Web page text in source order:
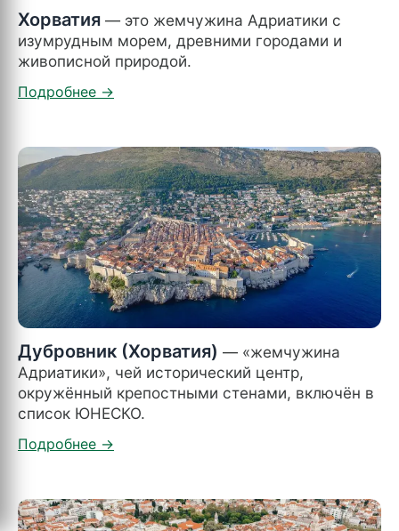
Хорватия — это жемчужина Адриатики с
изумрудным морем, древними городами и
живописной природой.
Дубровник (Хорватия) — «жемчужина
Адриатики», чей исторический центр,
окружённый крепостными стенами, включён в
список ЮНЕСКО.